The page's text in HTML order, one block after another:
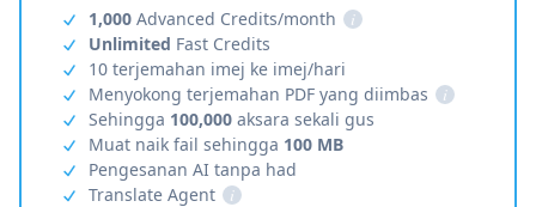
1,000 Advanced Credits/month
i
Unlimited Fast Credits
10 terjemahan imej ke imej/hari
Menyokong terjemahan PDF yang diimbas
i
Sehingga 100,000 aksara sekali gus
Muat naik fail sehingga 100 MB
Pengesanan AI tanpa had
Translate Agent
i